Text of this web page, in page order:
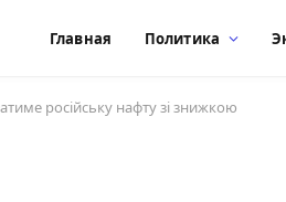
Главная Политика
російську нафту зі знижкою